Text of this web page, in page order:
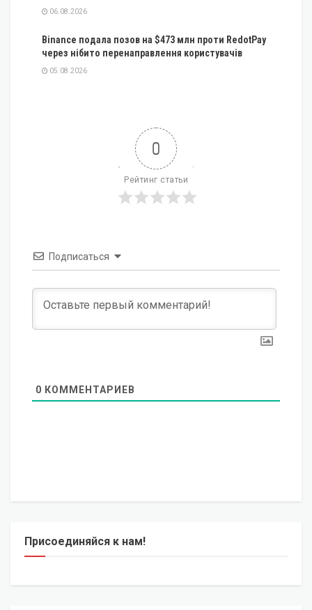
06.08.2026
Binance подала позов на $473 млн проти RedotPay
через нібито перенаправлення користувачів
05.08.2026
0
Рейтинг статьи
Подписаться
0 КОММЕНТАРИЕВ
Присоединяйся к нам!